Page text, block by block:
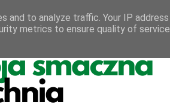
to analyze traffic. Your IP
metrics to ensure quality of